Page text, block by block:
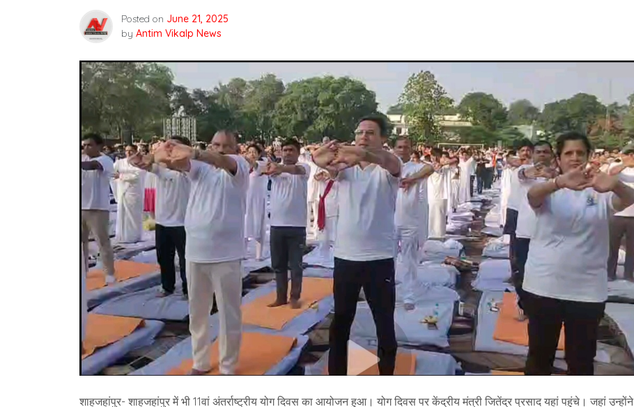
Posted on June 21, 2025
by Antim Vikalp News
शाहजहांपुर- शाहजहांपुर में भी 11वां अंतर्राष्ट्रीय योग दिवस का आयोजन हुआ। योग दिवस पर केंद्रीय मंत्री जितेंद्र प्रसाद यहां पहुंचे। जहां उन्होंने